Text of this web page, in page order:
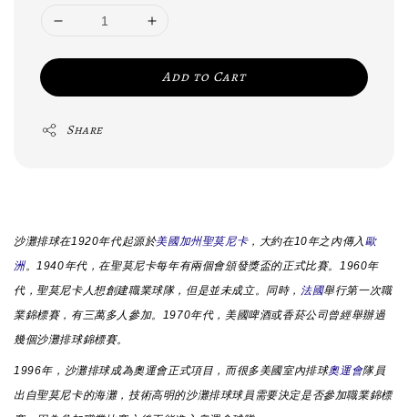
Add to Cart
Share
沙灘排球在1920年代起源於美國加州聖莫尼卡，大約在10年之內傳入 歐
洲。1940年代，在聖莫尼卡每年有兩個會頒發獎盃的正式比賽。1960年
代，聖莫尼卡人想創建職業球隊，但是並未成立。同時， 法國舉行第一次職
業錦標賽，有三萬多人參加。1970年代，美國啤酒或香菸公司曾經舉辦過
幾個沙灘排球錦標賽。
1996年，沙灘排球成為奧運會正式項目，而很多美國室內排球奧運會隊員
出自聖莫尼卡的海灘，技術高明的沙灘排球球員需要決定是否參加職業錦標